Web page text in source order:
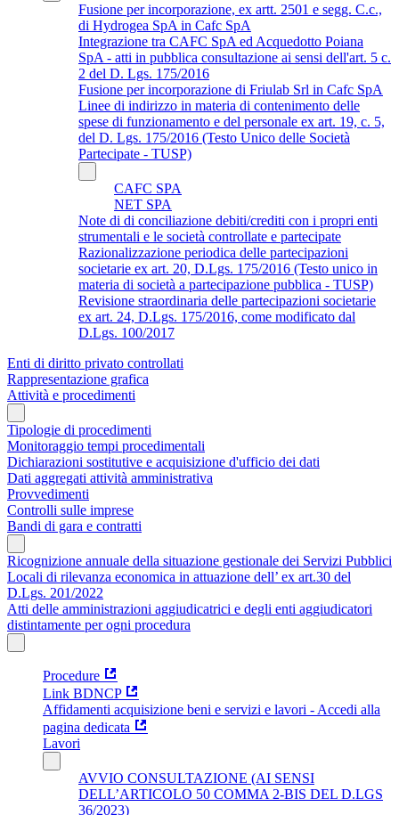
Fusione per incorporazione, ex artt. 2501 e segg. C.c.,
di Hydrogea SpA in Cafc SpA
Integrazione tra CAFC SpA ed Acquedotto Poiana
SpA - atti in pubblica consultazione ai sensi dell'art. 5 c.
2 del D. Lgs. 175/2016
Fusione per incorporazione di Friulab Srl in Cafc SpA
Linee di indirizzo in materia di contenimento delle
spese di funzionamento e del personale ex art. 19, c. 5,
del D. Lgs. 175/2016 (Testo Unico delle Società
Partecipate - TUSP)
CAFC SPA
NET SPA
Note di di conciliazione debiti/crediti con i propri enti
strumentali e le società controllate e partecipate
Razionalizzazione periodica delle partecipazioni
societarie ex art. 20, D.Lgs. 175/2016 (Testo unico in
materia di società a partecipazione pubblica - TUSP)
Revisione straordinaria delle partecipazioni societarie
ex art. 24, D.Lgs. 175/2016, come modificato dal
D.Lgs. 100/2017
Enti di diritto privato controllati
Rappresentazione grafica
Attività e procedimenti
Tipologie di procedimenti
Monitoraggio tempi procedimentali
Dichiarazioni sostitutive e acquisizione d'ufficio dei dati
Dati aggregati attività amministrativa
Provvedimenti
Controlli sulle imprese
Bandi di gara e contratti
Ricognizione annuale della situazione gestionale dei Servizi Pubblici
Locali di rilevanza economica in attuazione dell’ ex art.30 del
D.Lgs. 201/2022
Atti delle amministrazioni aggiudicatrici e degli enti aggiudicatori
distintamente per ogni procedura
Procedure
Link BDNCP
Affidamenti acquisizione beni e servizi e lavori - Accedi alla
pagina dedicata
Lavori
AVVIO CONSULTAZIONE (AI SENSI
DELL’ARTICOLO 50 COMMA 2-BIS DEL D.LGS
36/2023)